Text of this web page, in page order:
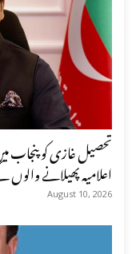
تحصیل غازی کو پنجاب
اعلامیہ پھیلانے
August 10, 2026